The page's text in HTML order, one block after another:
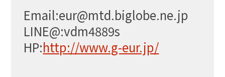
Email:eur@mtd.biglobe.ne.jp
LINE@:vdm4889s
HP:http://www.g-eur.jp/